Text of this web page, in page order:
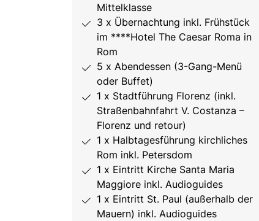
Mittelklasse
3 x Übernachtung inkl. Frühstück
im ****Hotel The Caesar Roma in
Rom
5 x Abendessen (3-Gang-Menü
oder Buffet)
1 x Stadtführung Florenz (inkl.
Straßenbahnfahrt V. Costanza –
Florenz und retour)
1 x Halbtagesführung kirchliches
Rom inkl. Petersdom
1 x Eintritt Kirche Santa Maria
Maggiore inkl. Audioguides
1 x Eintritt St. Paul (außerhalb der
Mauern) inkl. Audioguides